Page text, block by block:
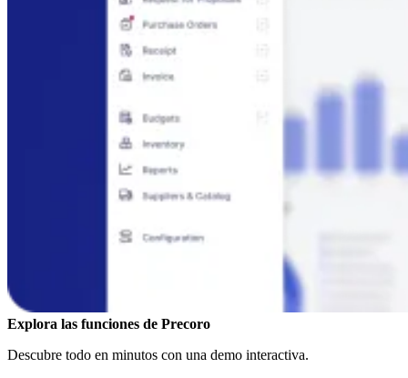
Explora las funciones de Precoro
Descubre todo en minutos con una demo interactiva.